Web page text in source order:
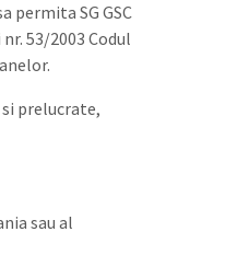
permita SG GSC
53/2003 Codul
prelucrate,
sau al